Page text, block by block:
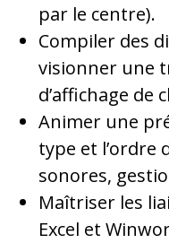
par le centre).
Compiler des
visionner une
d’affichage de
Animer une
type et l’ordre
sonores,
Maîtriser les
Excel et